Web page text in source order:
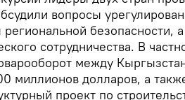
вопросы
безопасности,
сотрудничества. В
между
миллионов долларов, а
проект по